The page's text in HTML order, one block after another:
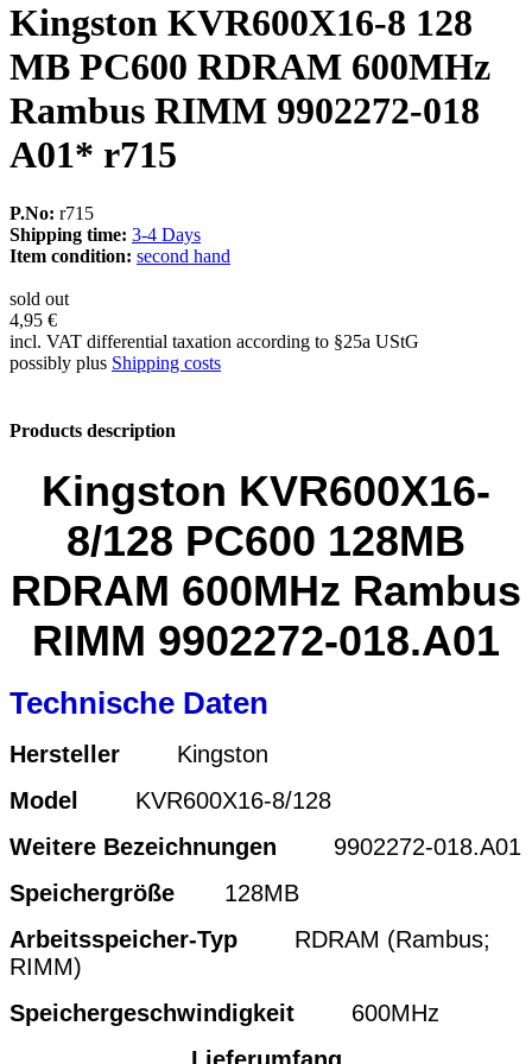
Kingston KVR600X16-8 128
MB PC600 RDRAM 600MHz
Rambus RIMM 9902272-018
A01* r715
P.No: r715
Shipping time: 3-4 Days
Item condition: second hand
sold out
4,95 €
incl. VAT differential taxation according to §25a UStG
possibly plus Shipping costs
Products description
Kingston KVR600X16-
8/128 PC600 128MB
RDRAM 600MHz Rambus
RIMM 9902272-018.A01
Technische Daten
Hersteller
Kingston
Model
KVR600X16-8/128
Weitere Bezeichnungen
9902272-018.A01
Speichergröße 128MB
Arbeitsspeicher-Typ
RDRAM (Rambus;
RIMM)
Speichergeschwindigkeit
600MHz